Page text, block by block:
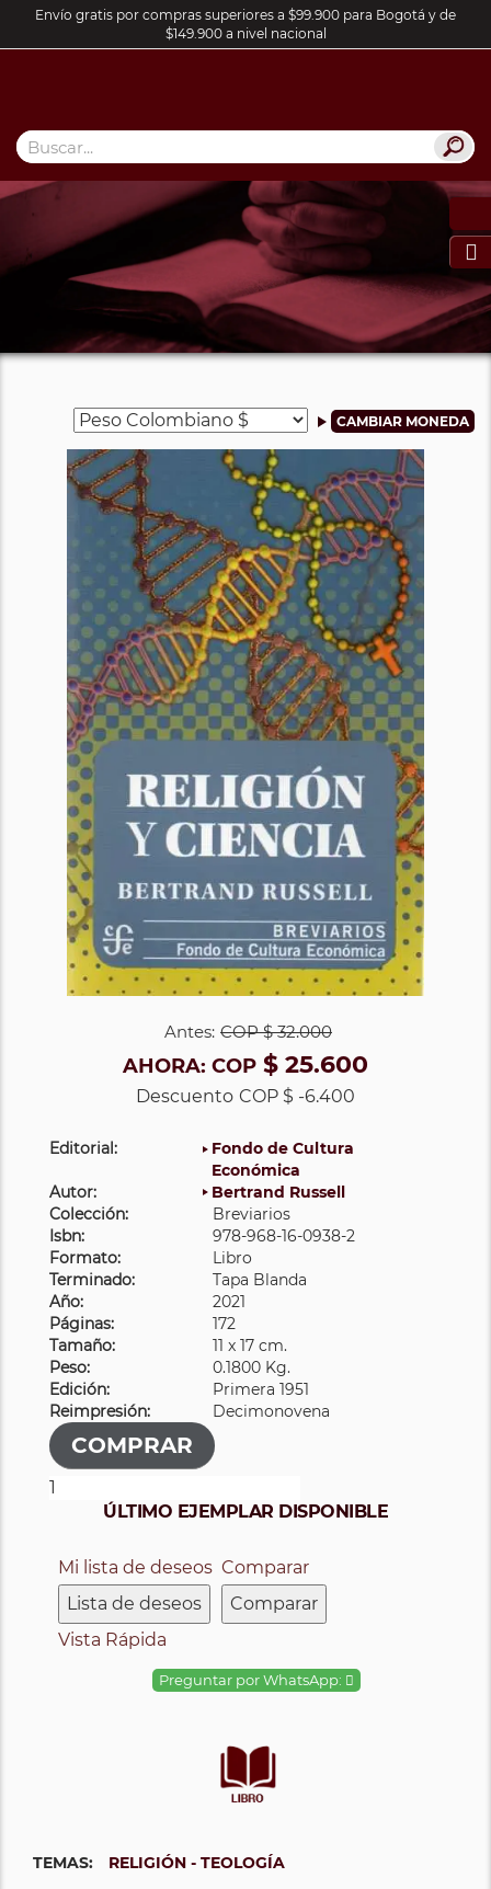
Envío gratis por compras superiores a $99.900 para Bogotá y de
$149.900 a nivel nacional

Antes: COP$ 32.000
AHORA: COP $ 25.600
Descuento COP $ -6.400
Editorial:
Fondo de Cultura
Económica
Autor:
Bertrand Russell
Colección:
Breviarios
Isbn:
978-968-16-0938-2
Formato:
Libro
Terminado:
Tapa Blanda
Año:
2021
Páginas:
172
Tamaño:
11 x 17 cm.
Peso:
0.1800 Kg.
Edición:
Primera 1951
Reimpresión:
Decimonovena
ÚLTIMO EJEMPLAR DISPONIBLE
Mi lista de deseos
Lista de deseos
Comparar
Comparar
Vista Rápida
Preguntar por WhatsApp:
TEMAS: RELIGIÓN - TEOLOGÍA